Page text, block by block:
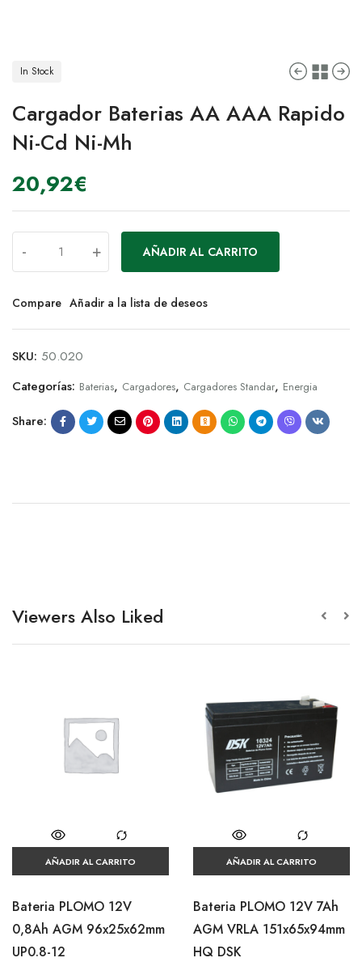
In Stock
Cargador Baterias AA AAA Rapido
Ni-Cd Ni-Mh
20,92€
- + AÑADIR AL CARRITO
Compare Añadir a la lista de deseos
SKU: 50.020
Categorías: Baterias, Cargadores, Cargadores Standar, Energia
Share:
Viewers Also Liked
AÑADIR AL CARRITO
Bateria PLOMO 12V
0,8Ah AGM 96x25x62mm
UP0.8-12
AÑADIR AL CARRITO
Bateria PLOMO 12V 7Ah
AGM VRLA 151x65x94mm
HQ DSK